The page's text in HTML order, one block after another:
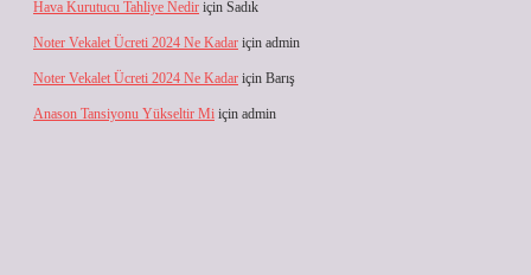
Hava Kurutucu Tahliye Nedir için Sadık
Noter Vekalet Ücreti 2024 Ne Kadar için admin
Noter Vekalet Ücreti 2024 Ne Kadar için Barış
Anason Tansiyonu Yükseltir Mi için admin